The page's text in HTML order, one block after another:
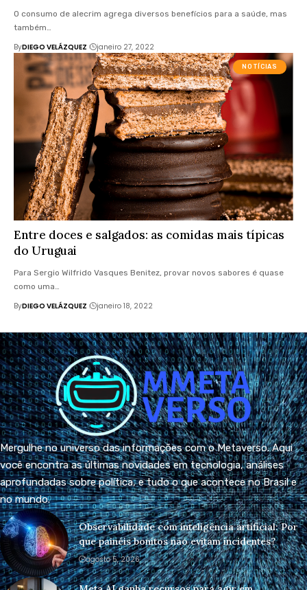
O consumo de alecrim agrega diversos benefícios para a saúde, mas
também…
ByDIEGO VELÁZQUEZ janeiro 27, 2022
NOTÍCIAS
Entre doces e salgados: as comidas mais típicas
do Uruguai
Para Sergio Wilfrido Vasques Benitez, provar novos sabores é quase
como uma…
ByDIEGO VELÁZQUEZ janeiro 18, 2022
Mergulhe no universo das informações com o Metaverso. Aqui
você encontra as últimas novidades em tecnologia, análises
aprofundadas sobre política, e tudo o que acontece no Brasil e
no mundo.
Observabilidade com inteligência artificial: Por
que painéis bonitos não evitam incidentes?
agosto 5, 2026